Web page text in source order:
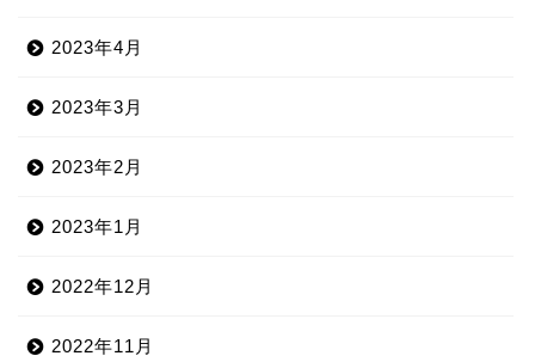
2023年4月
2023年3月
2023年2月
2023年1月
2022年12月
2022年11月